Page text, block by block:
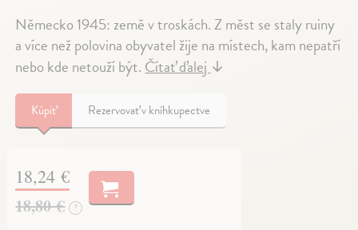
Německo 1945: země v troskách. Z měst se staly ruiny
a více než polovina obyvatel žije na místech, kam nepatří
nebo kde netouží být. Čítať ďalej ↓
Kúpiť Rezervovať v kníhkupectve
18,24 €
18,80 € ?